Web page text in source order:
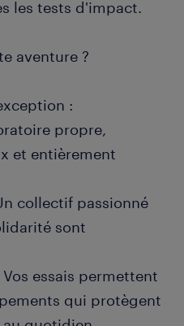
les tests d'impact.
aventure ?
:
propre,
et entièrement
collectif passionné
sont
essais permettent
qui protègent